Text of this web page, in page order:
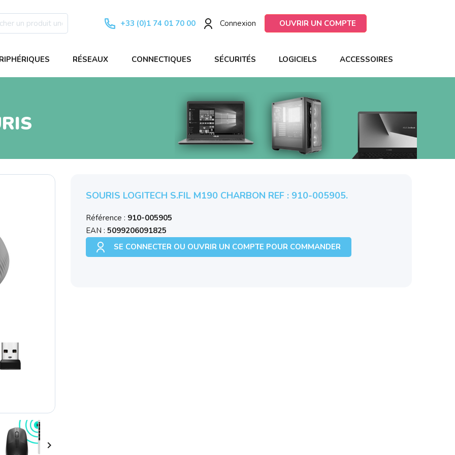
+33 (0)1 74 01 70 00 Connexion OUVRIR UN COMPTE
RÉSEAUX CONNECTIQUES SÉCURITÉS LOGICIELS ACCESSOIRES

SOURIS LOGITECH S.FIL M190 CHARBON REF : 910-005905.
Référence : 910-005905
EAN : 5099206091825
SE CONNECTER OU OUVRIR UN COMPTE POUR COMMANDER